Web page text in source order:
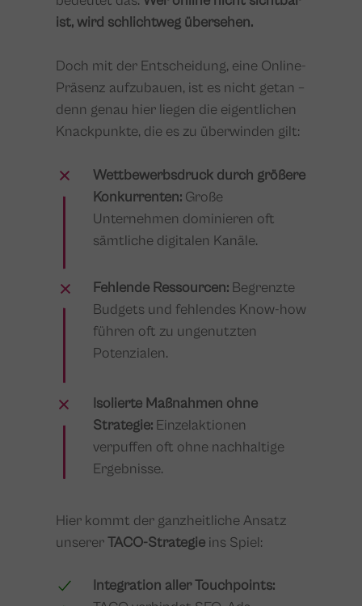
ist, wird schlichtweg übersehen.
Doch mit der Entscheidung, eine Online-
Präsenz aufzubauen, ist es nicht getan –
denn genau hier liegen die eigentlichen
Knackpunkte, die es zu überwinden gilt:
Wettbewerbsdruck durch größere
Konkurrenten: Große
Unternehmen dominieren oft
sämtliche digitalen Kanäle.
Fehlende Ressourcen: Begrenzte
Budgets und fehlendes Know-how
führen oft zu ungenutzten
Potenzialen.
Hier kommt der ganzheitliche Ansatz
unsererTACO-Strategie ins Spiel:
Isolierte Maßnahmen ohne
Strategie: Einzelaktionen
verpuffen oft ohne nachhaltige
Ergebnisse.
Integration aller Touchpoints: